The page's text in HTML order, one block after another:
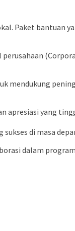
Paket bantuan
mendukung
apresiasi yang
di masa
dalam